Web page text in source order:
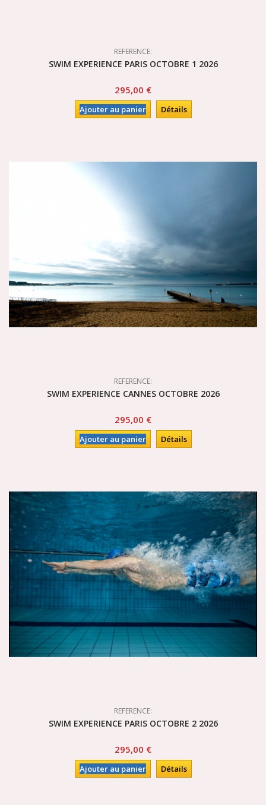
REFERENCE:
SWIM EXPERIENCE PARIS OCTOBRE 1 2026
295,00 €
Ajouter au panier Détails
REFERENCE:
SWIM EXPERIENCE CANNES OCTOBRE 2026
295,00 €
Ajouter au panier Détails
REFERENCE:
SWIM EXPERIENCE PARIS OCTOBRE 2 2026
295,00 €
Ajouter au panier Détails